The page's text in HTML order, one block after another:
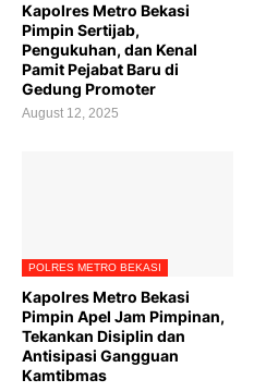
Kapolres Metro Bekasi
Pimpin Sertijab,
Pengukuhan, dan Kenal
Pamit Pejabat Baru di
Gedung Promoter
August 12, 2025
POLRES METRO BEKASI
Kapolres Metro Bekasi
Pimpin Apel Jam Pimpinan,
Tekankan Disiplin dan
Antisipasi Gangguan
Kamtibmas